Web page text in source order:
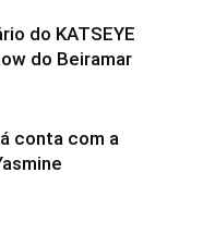
do KATSEYE
do Beiramar
conta com a